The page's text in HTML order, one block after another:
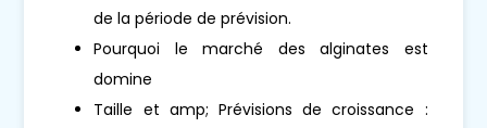
de la période de prévision.
Pourquoi le marché des alginates est
domine
Taille et amp; Prévisions de croissance :